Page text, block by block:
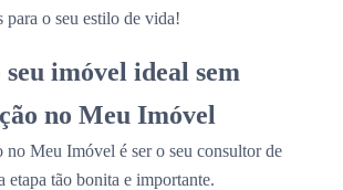
para o seu estilo de vida!
imóvel ideal sem
no Meu Imóvel
no Meu Imóvel é ser o seu consultor de
etapa tão bonita e importante.